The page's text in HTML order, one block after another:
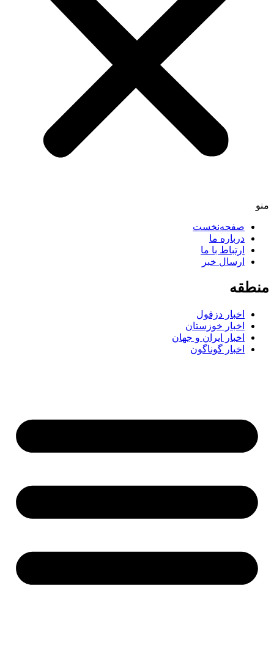
منو
صفحه‌نخست
درباره ما
ارتباط با ما
ارسال خبر
منطقه
اخبار دزفول
اخبار خوزستان
اخبار ایران و جهان
اخبار گوناگون